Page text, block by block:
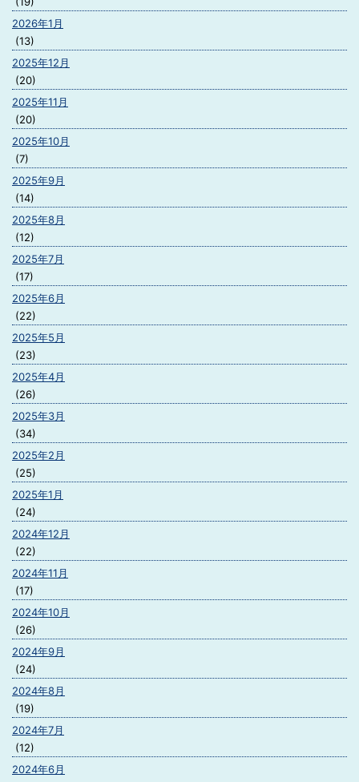
2026年1月
(13)
2025年12月
(20)
2025年11月
(20)
2025年10月
(7)
2025年9月
(14)
2025年8月
(12)
2025年7月
(17)
2025年6月
(22)
2025年5月
(23)
2025年4月
(26)
2025年3月
(34)
2025年2月
(25)
2025年1月
(24)
2024年12月
(22)
2024年11月
(17)
2024年10月
(26)
2024年9月
(24)
2024年8月
(19)
2024年7月
(12)
2024年6月